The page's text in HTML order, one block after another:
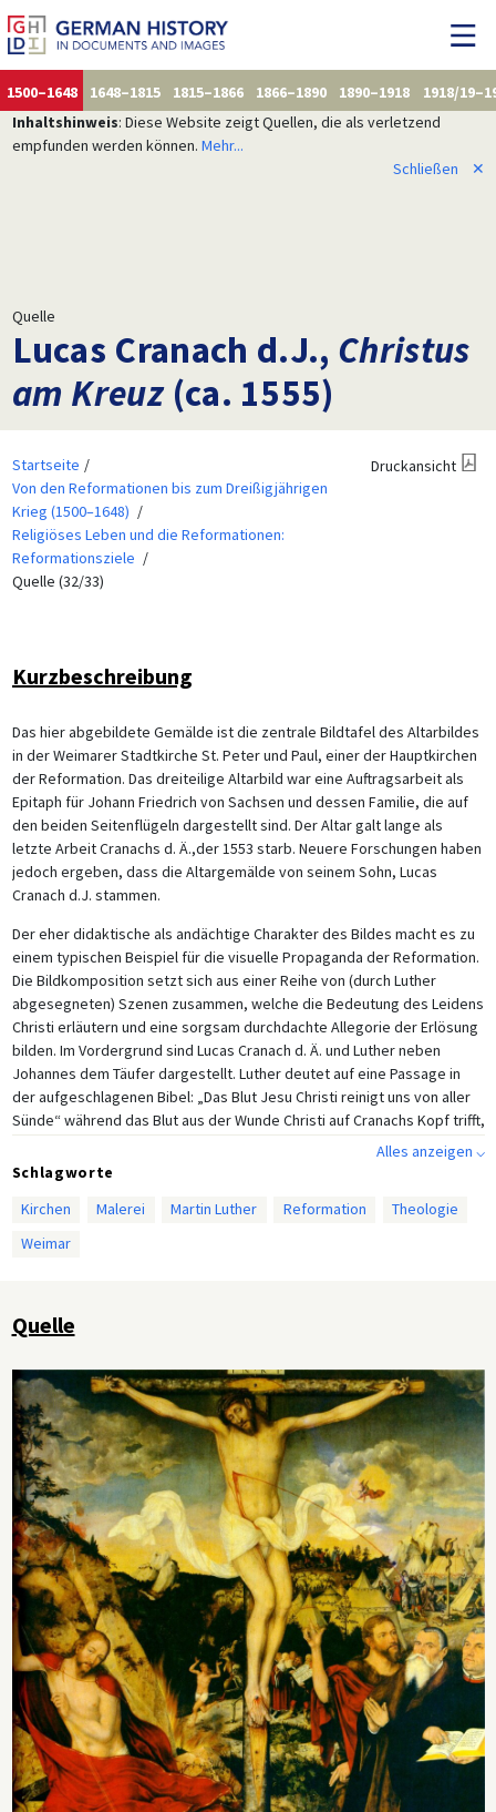
1500–1648 1648–1815 1815–1866 1866–1890 1890–1918
1918/
Inhaltshinweis: Diese Website zeigt Quellen, die als verletzend
empfunden werden können. Mehr...
Schließen
✕
Quelle
Lucas Cranach d.J., Christus
am Kreuz(ca. 1555)
Startseite
Von den Reformationen bis zum Dreißigjährigen
Krieg (1500–1648)
Religiöses Leben und die Reformationen:
Reformationsziele
Quelle (32/33)
Druckansicht
Kurzbeschreibung
Das hier abgebildete Gemälde ist die zentrale Bildtafel des Altarbildes
in der Weimarer Stadtkirche St. Peter und Paul, einer der Hauptkirchen
der Reformation. Das dreiteilige Altarbild war eine Auftragsarbeit als
Epitaph für Johann Friedrich von Sachsen und dessen Familie, die auf
den beiden Seitenflügeln dargestellt sind. Der Altar galt lange als
letzte Arbeit Cranachs d. Ä.,der 1553 starb. Neuere Forschungen haben
jedoch ergeben, dass die Altargemälde von seinem Sohn, Lucas
Cranach d.J. stammen.
Der eher didaktische als andächtige Charakter des Bildes macht es zu
einem typischen Beispiel für die visuelle Propaganda der Reformation.
Die Bildkomposition setzt sich aus einer Reihe von (durch Luther
abgesegneten) Szenen zusammen, welche die Bedeutung des Leidens
Christi erläutern und eine sorgsam durchdachte Allegorie der Erlösung
bilden. Im Vordergrund sind Lucas Cranach d. Ä. und Luther neben
Johannes dem Täufer dargestellt. Luther deutet auf eine Passage in
der aufgeschlagenen Bibel: „Das Blut Jesu Christi reinigt uns von aller
Sünde“ während das Blut aus der Wunde Christi auf Cranachs Kopf trifft,
Alles anzeigen ⌵
Schlagworte
Kirchen
Malerei Martin Luther Reformation
Theologie
Weimar
Quelle